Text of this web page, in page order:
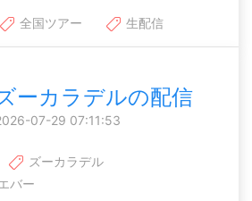
全国ツアー 生配信
ーカラデルの配信
07-29 07:11:53
ズーカラデル
バー